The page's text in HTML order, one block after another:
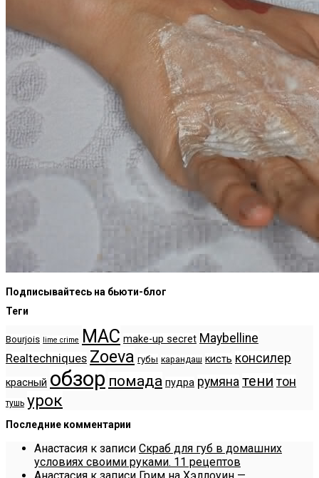
Подписывайтесь на бьюти-блог
Теги
Bourjois lime crime MAC make-up secret Maybelline
Realtechniques Zoeva губы карандаш кисть консилер
красный обзор помада пудра румяна тени тон
тушь урок
Последние комментарии
Анастасия к записи Скраб для губ в домашних
условиях своими руками. 11 рецептов
Анастасия к записи Грим на Хэллоуин —